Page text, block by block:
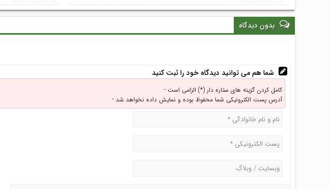
بدون دیدگاه
شما هم می توانید دیدگاه خود را ثبت کنید
کامل کردن گزینه های ستاره دار (*) الزامی است -
آدرس پست الکترونیکی شما محفوظ بوده و نمایش داده نخواهد شد -